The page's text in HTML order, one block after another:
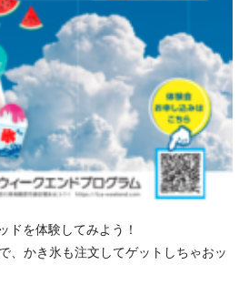
ドを体験してみよう！
、かき氷も注文してゲットしちゃおッ